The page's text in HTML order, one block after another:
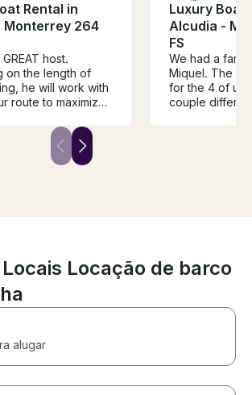
Rental in
Monterrey 264
host.
on the length of
he will work with
route to maximize
expect for him to
you to discuss
great host,
Luxury Boat
Alcudia -
FS
We had a
Miquel. The
for the 4 of us
couple
Locação de barco
alugar